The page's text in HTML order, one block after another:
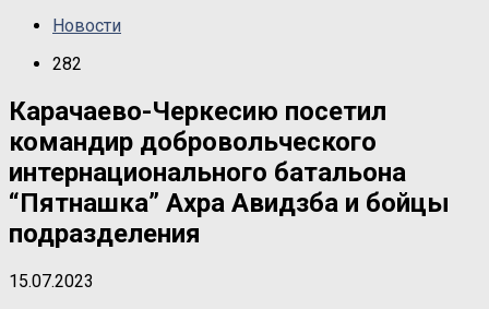
Новости
282
Карачаево-Черкесию посетил
командир добровольческого
интернационального батальона
“Пятнашка” Ахра Авидзба и бойцы
подразделения
15.07.2023